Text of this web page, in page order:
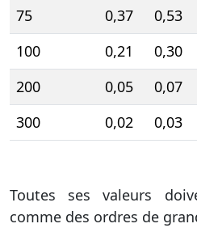
75
0,37 0,53
100
0,21 0,30
200
0,05 0,07
300
0,02 0,03
Toutes ses valeurs
comme des ordres de